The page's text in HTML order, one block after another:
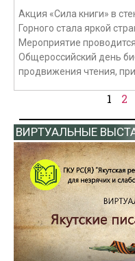
Акция «Сила книги» в
Горного стала яркой
Мероприятие
Общероссийский день
продвижения чтения,
1 2
ВИРТУАЛЬНЫЕ